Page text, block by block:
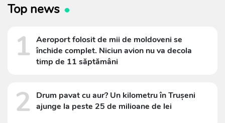
Top news
1 Aeroport folosit de mii de moldoveni se
închide complet. Niciun avion nu va decola
timp de 11 săptămâni
2
Drum pavat cu aur? Un kilometru în Trușeni
ajunge la peste 25 de milioane de lei